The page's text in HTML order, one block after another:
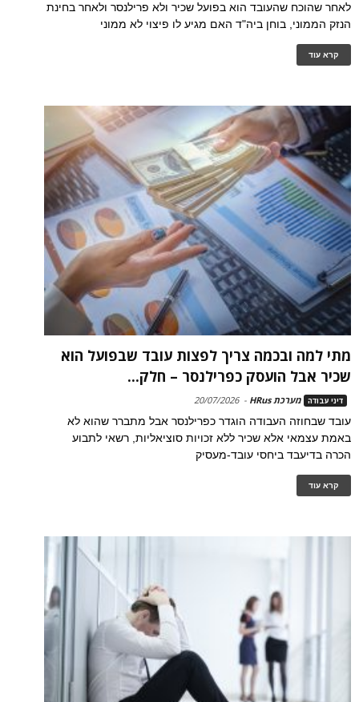
לאחר שהוכח שהעובד הוא בפועל שכיר ולא פרילנסר ולאחר בחינת
הנזק הממוני, בוחן ביה"ד האם מגיע לו פיצוי לא ממוני
קרא עוד
מתי למה ובכמה צריך לפצות עובד שבפועל הוא
שכיר אבל הועסק כפרילנסר – חלק...
דיני עבודה מערכת HRus -
20/07/2026
עובד שבחוזה העבודה הוגדר כפרילנסר אבל מתברר שהוא לא
באמת עצמאי אלא שכיר ללא זכויות סוציאליות, רשאי לתבוע
הכרה בדיעבד ביחסי עובד-מעסיק
קרא עוד